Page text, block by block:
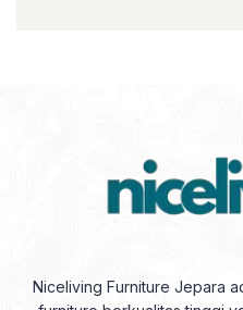
Niceliving Furniture Jepara